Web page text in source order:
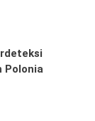
Polonia